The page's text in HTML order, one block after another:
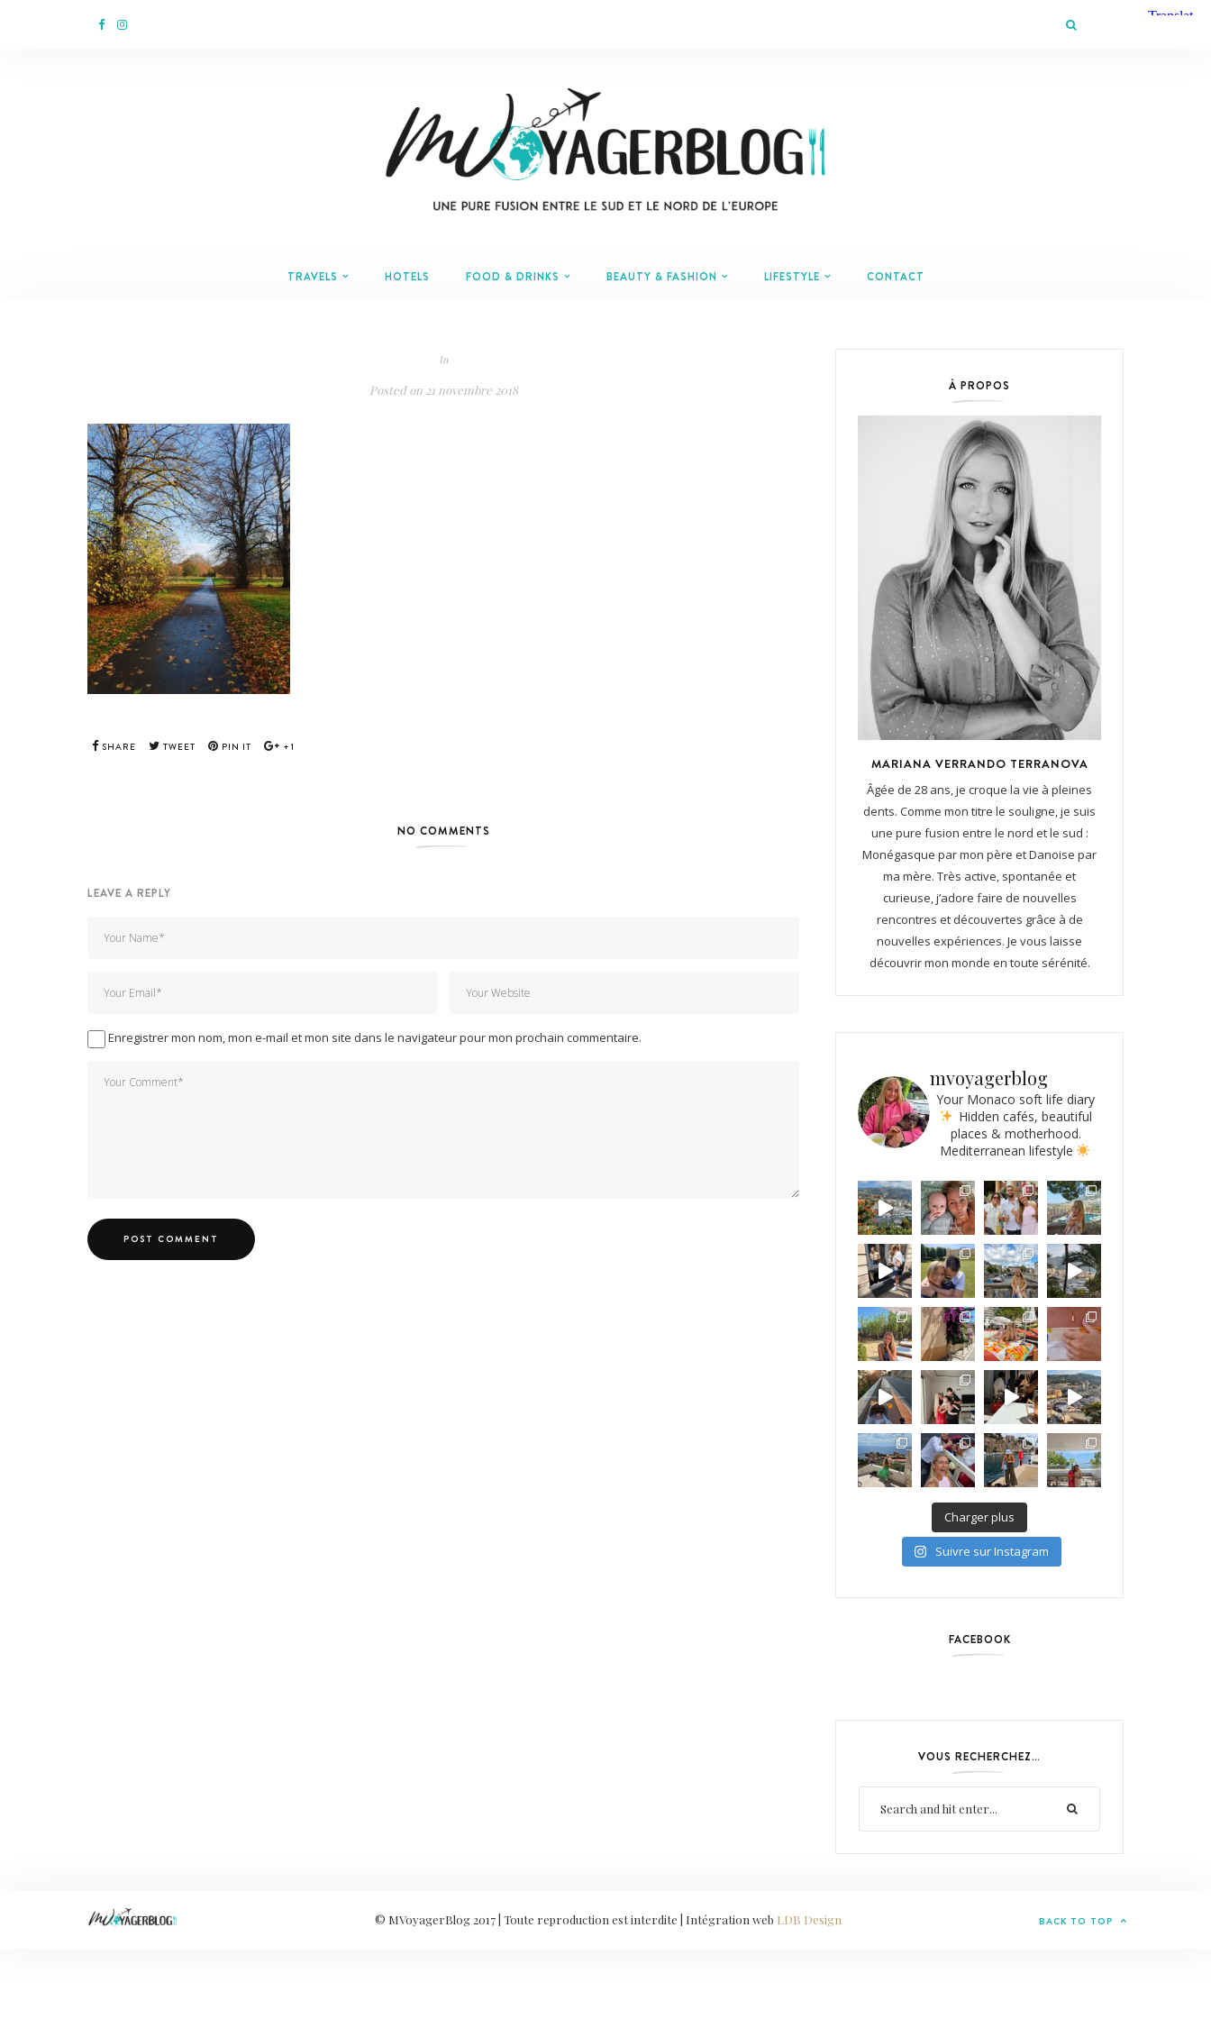
TRAVELS HOTELS FOOD & DRINKS BEAUTY & FASHION LIFESTYLE CONTACT
In
Posted on21 novembre 2018
SHARE TWEET PIN IT +1
NO COMMENTS
LEAVE A REPLY
Enregistrer mon nom, mon e-mail et mon site dans le navigateur pour mon prochain commentaire.
À PROPOS
MARIANA VERRANDO TERRANOVA
Âgée de 28 ans, je croque la vie à pleines
dents. Comme mon titre le souligne, je suis
une pure fusion entre le nord et le sud :
Monégasque par mon père et Danoise par
ma mère. Très active, spontanée et
curieuse, j’adore faire de nouvelles
rencontres et découvertes grâce à de
nouvelles expériences. Je vous laisse
découvrir mon monde en toute sérénité.
mvoyagerblog
Your Monaco soft life diary
Hidden cafés, beautiful
places & motherhood.
Mediterranean lifestyle
Charger plus
Suivre sur Instagram
FACEBOOK
VOUS RECHERCHEZ…
© MVoyagerBlog 2017 | Toute reproduction est interdite | Intégration web LDB Design BACK TO TOP